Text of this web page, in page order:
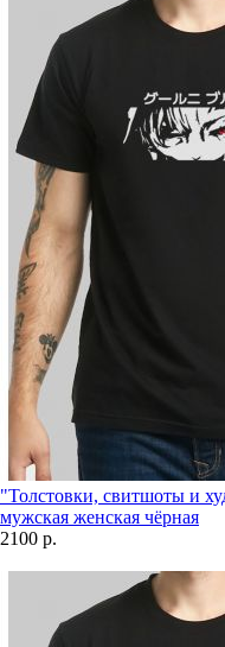
"Толстовки, свитшоты и
мужская женская чёрная
2100 р.